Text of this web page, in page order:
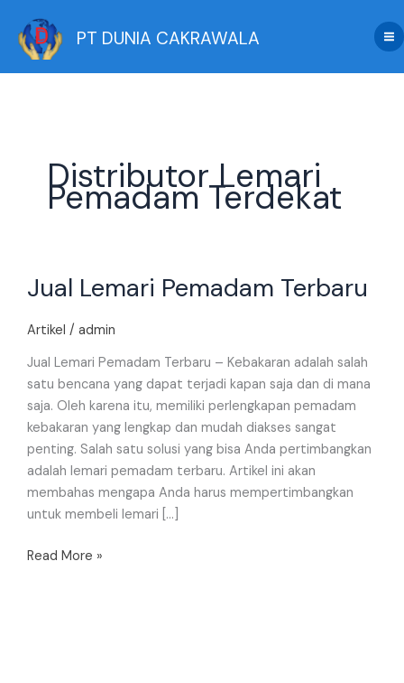
content
PT DUNIA CAKRAWALA
Distributor Lemari
Pemadam Terdekat
Jual Lemari Pemadam Terbaru
Artikel / admin
Jual Lemari Pemadam Terbaru – Kebakaran adalah salah
satu bencana yang dapat terjadi kapan saja dan di mana
saja. Oleh karena itu, memiliki perlengkapan pemadam
kebakaran yang lengkap dan mudah diakses sangat
penting. Salah satu solusi yang bisa Anda pertimbangkan
adalah lemari pemadam terbaru. Artikel ini akan
membahas mengapa Anda harus mempertimbangkan
untuk membeli lemari […]
Lemari
Terbaru
Read More »